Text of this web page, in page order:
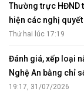
Thường trực HĐND
hiện các nghị
Thứ hai lúc 17:19
Đánh giá, xếp loại
Nghệ An bằng chỉ
19:17, 31/07/2026